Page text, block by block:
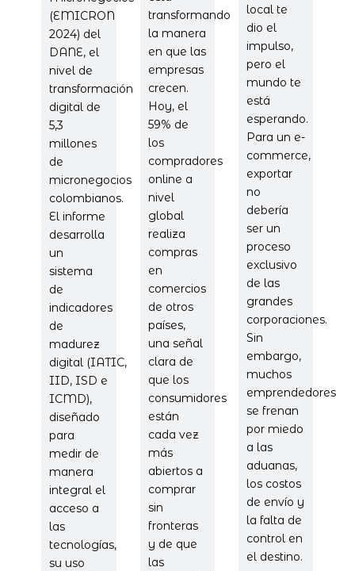
(EMICRON
2024) del
DANE, el
nivel de
transformación
digital de
5,3
millones
de
micronegocios
colombianos.
El informe
desarrolla
un
sistema
de
indicadores
de
madurez
digital (IATIC,
IID, ISD e
ICMD),
diseñado
para
medir de
manera
integral el
acceso a
las
tecnologías,
su uso
transformando
la manera
en que las
empresas
crecen.
Hoy, el
59% de
los
compradores
online a
nivel
global
realiza
compras
en
comercios
de otros
países,
una señal
clara de
que los
consumidores
están
cada vez
más
abiertos a
comprar
sin
fronteras
y de que
las
local te
dio el
impulso,
pero el
mundo te
está
esperando.
Para un e-
commerce,
exportar
no
debería
ser un
proceso
exclusivo
de las
grandes
corporaciones.
Sin
embargo,
muchos
emprendedores
se frenan
por miedo
a las
aduanas,
los costos
de envío y
la falta de
control en
el destino.